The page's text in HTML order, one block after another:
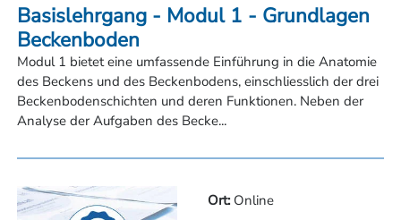
Basislehrgang - Modul 1 - Grundlagen
Beckenboden
Modul 1 bietet eine umfassende Einführung in die Anatomie
des Beckens und des Beckenbodens, einschliesslich der drei
Beckenbodenschichten und deren Funktionen. Neben der
Analyse der Aufgaben des Becke...
Ort: Online